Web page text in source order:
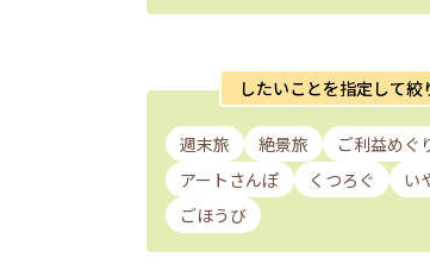
したいことを指定して絞
週末旅 絶景旅
ご利益めぐ
アートさんぽ
くつろぐ
い
ごほうび